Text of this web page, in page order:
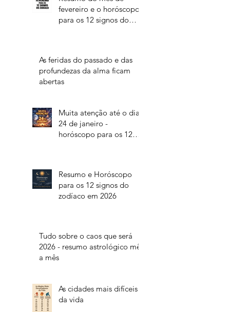
fevereiro e o horóscopo
para os 12 signos do
As feridas do passado e das
profundezas da alma ficam
abertas
Muita atenção até o dia
24 de janeiro -
horóscopo para os 12
Resumo e Horóscopo
para os 12 signos do
zodíaco em 2026
Tudo sobre o caos que será
2026 - resumo astrológico mês
a mês
As cidades mais difíceis
da vida